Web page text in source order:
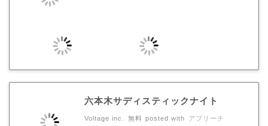
六本木サディスティックナイト
Voltage inc. 無料 posted with アプリーチ